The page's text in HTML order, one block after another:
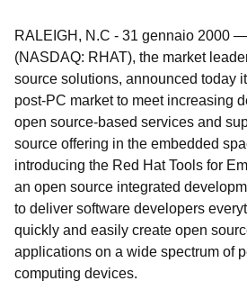
RALEIGH, N.C - 31 gennaio 2000 —
(NASDAQ: RHAT), the market
source solutions, announced today
post-PC market to meet increasing
open source-based services and
source offering in the embedded
introducing the Red Hat Tools for
an open source integrated
to deliver software developers
quickly and easily create open
applications on a wide spectrum of
computing devices.